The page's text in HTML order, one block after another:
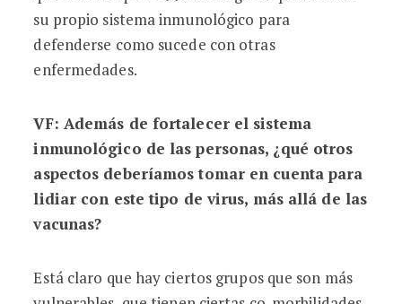
su propio sistema inmunológico para
defenderse como sucede con otras
enfermedades.
VF: Además de fortalecer el sistema
inmunológico de las personas, ¿qué otros
aspectos deberíamos tomar en cuenta para
lidiar con este tipo de virus, más allá de las
vacunas?
Está claro que hay ciertos grupos que son más